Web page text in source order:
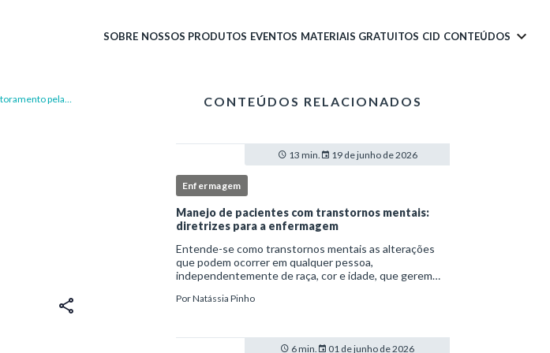
SOBRE NOSSOS PRODUTOS EVENTOS MATERIAIS GRATUITOS CID CONTEÚDOS
pela
CONTEÚDOS RELACIONADOS
13 min. 19 de junho de 2026
Enfermagem
Manejo de pacientes com transtornos mentais:
diretrizes para a enfermagem
Entende-se como transtornos mentais as alterações
que podem ocorrer em qualquer pessoa,
independentemente de raça, cor e idade, que gerem
do indivíduo.Por isso, os transtornos psiquiátricos rep
PorNatássia Pinho
6 min. 01 de junho de 2026